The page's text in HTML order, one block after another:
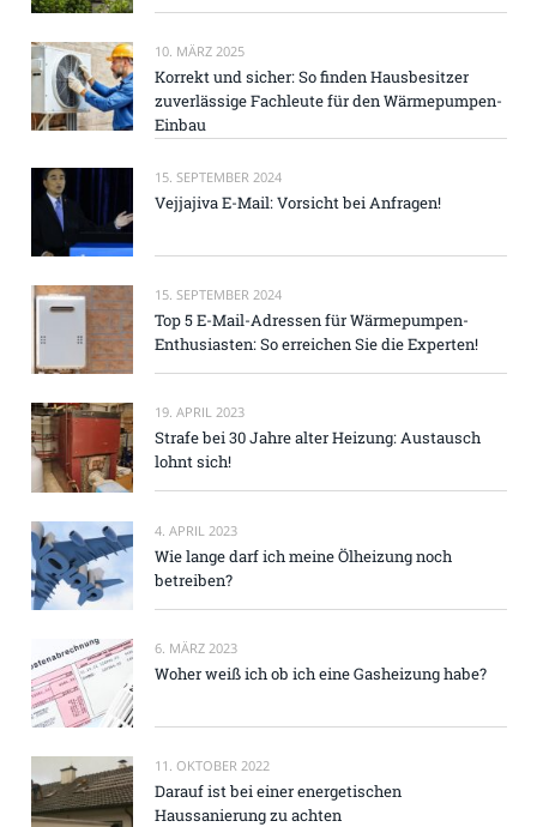
10. MÄRZ 2025
Korrekt und sicher: So finden Hausbesitzer
zuverlässige Fachleute für den Wärmepumpen-
Einbau
15. SEPTEMBER 2024
Vejjajiva E-Mail: Vorsicht bei Anfragen!
15. SEPTEMBER 2024
Top 5 E-Mail-Adressen für Wärmepumpen-
Enthusiasten: So erreichen Sie die Experten!
19. APRIL 2023
Strafe bei 30 Jahre alter Heizung: Austausch
lohnt sich!
4. APRIL 2023
Wie lange darf ich meine Ölheizung noch
betreiben?
6. MÄRZ 2023
Woher weiß ich ob ich eine Gasheizung habe?
11. OKTOBER 2022
Darauf ist bei einer energetischen
Haussanierung zu achten